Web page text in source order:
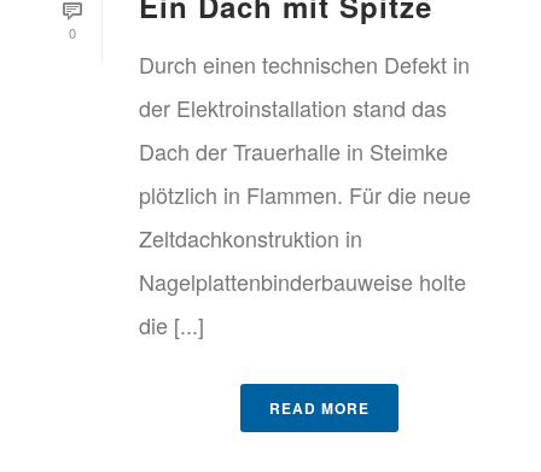
0
Durch einen technischen Defekt in
der Elektroinstallation stand das
Dach der Trauerhalle in Steimke
plötzlich in Flammen. Für die neue
Zeltdachkonstruktion in
Nagelplattenbinderbauweise holte
die [...]
READ MORE